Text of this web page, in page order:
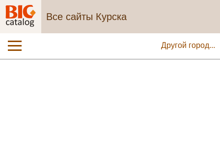
Все сайты Курска
Другой город...